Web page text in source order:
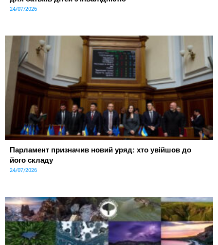
24/07/2026
Парламент призначив новий уряд: хто увійшов до
його складу
24/07/2026